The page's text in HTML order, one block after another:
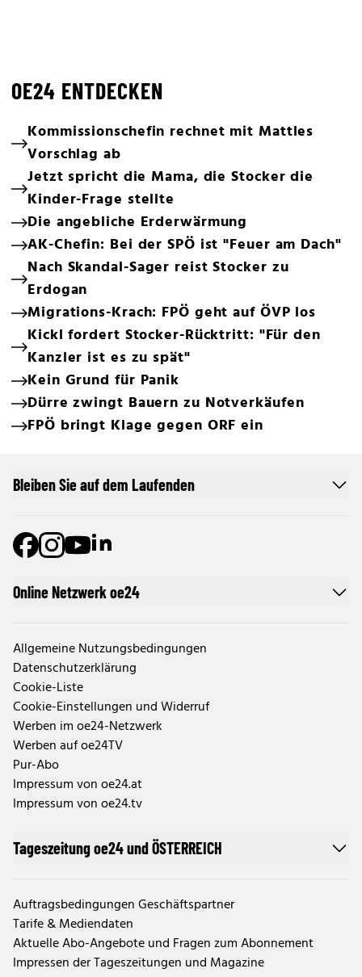
OE24 ENTDECKEN
Kommissionschefin rechnet mit Mattles
Vorschlag ab
Jetzt spricht die Mama, die Stocker die
Kinder-Frage stellte
Die angebliche Erderwärmung
AK-Chefin: Bei der SPÖ ist "Feuer am Dach"
Nach Skandal-Sager reist Stocker zu
Erdogan
Migrations-Krach: FPÖ geht auf ÖVP los
Kickl fordert Stocker-Rücktritt: "Für den
Kanzler ist es zu spät"
Kein Grund für Panik
Dürre zwingt Bauern zu Notverkäufen
FPÖ bringt Klage gegen ORF ein
Online Netzwerk oe24
Allgemeine Nutzungsbedingungen
Datenschutzerklärung
Cookie-Liste
Cookie-Einstellungen und Widerruf
Werben im oe24-Netzwerk
Werben auf oe24TV
Pur-Abo
Impressum von oe24.at
Impressum von oe24.tv
Tageszeitung oe24 und ÖSTERREICH
Auftragsbedingungen Geschäftspartner
Tarife & Mediendaten
Aktuelle Abo-Angebote und Fragen zum Abonnement
Impressen der Tageszeitungen und Magazine
Bleiben Sie auf dem Laufenden